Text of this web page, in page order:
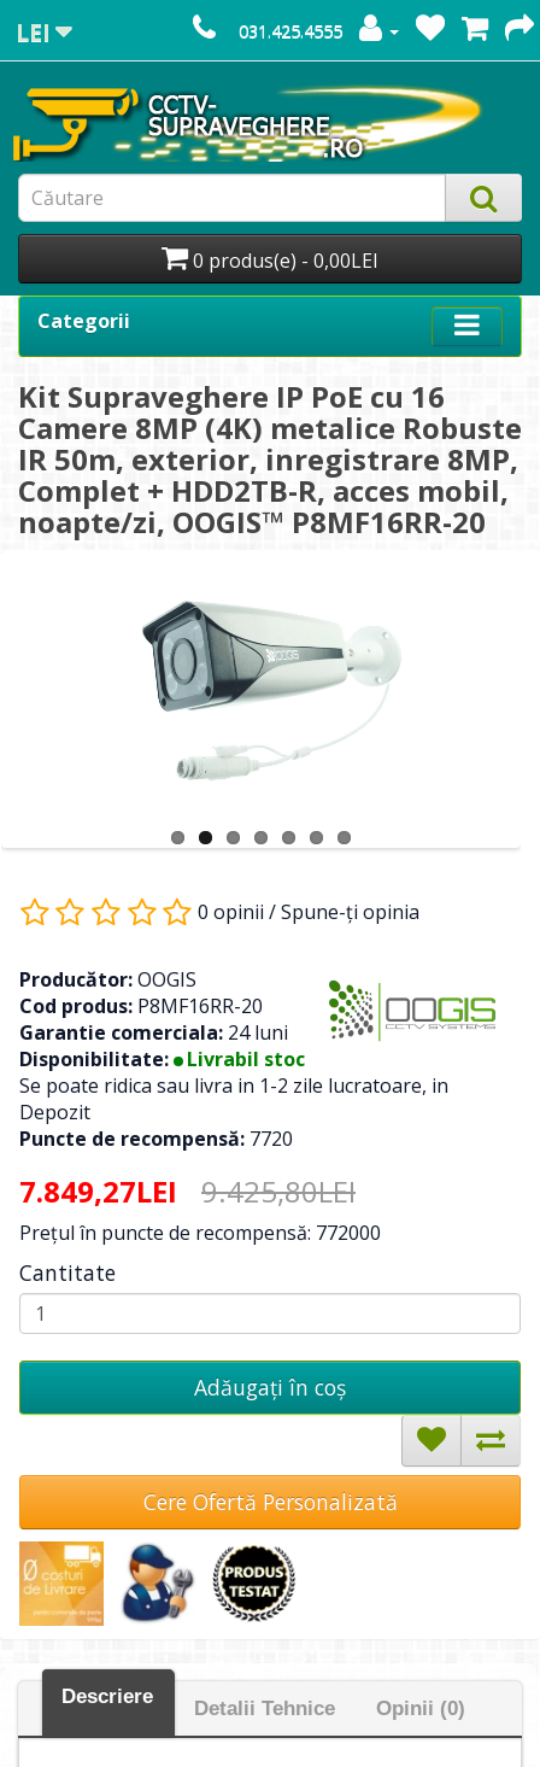
LEI 031.425.4555
0 produs(e) - 0,00LEI
Categorii
Kit Supraveghere IP PoE cu 16
Camere 8MP (4K) metalice Robuste
IR 50m, exterior, inregistrare 8MP,
Complet + HDD2TB-R, acces mobil,
noapte/zi, OOGIS™ P8MF16RR-20
0 opinii /Spune-ţi opinia
Producător:OOGIS
Cod produs: P8MF16RR-20
Garantie comerciala: 24 luni
Disponibilitate:
Livrabil stoc
Se poate ridica sau livra in 1-2 zile lucratoare, in
Depozit
Puncte de recompensă: 7720
7.849,27LEI 9.425,80LEI
Preţul în puncte de recompensă: 772000
Cantitate
Adăugați în coş
Cere Ofertă Personalizată
Descriere
Detalii Tehnice Opinii (0)